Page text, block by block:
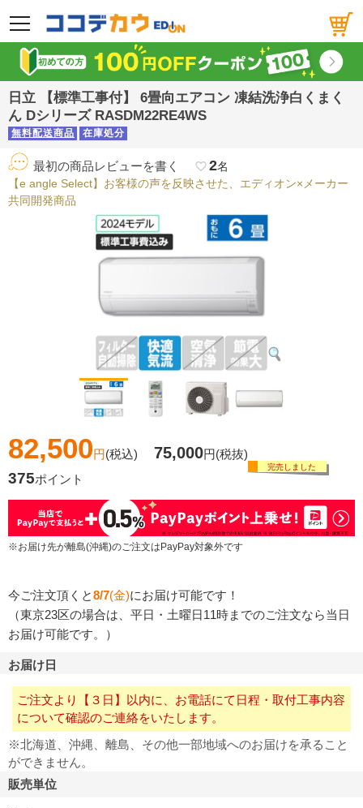
メニュー
日立 【標準工事付】 6畳向エアコン 凍結洗浄白くまく
ん Dシリーズ RASDM22RE4WS
無料配送商品 在庫処分
最初の商品レビューを書く favorite_border2名
【e angle Select】お客様の声を反映させた、エディオン×メーカー
共同開発商品
82,500円(税込) 75,000円(税抜)
375ポイント
完売しました
※お届け先が離島(沖縄)のご注文はPayPay対象外です
今ご注文頂くと8/7(金)にお届け可能です！
（東京23区の場合は、平日・土曜日11時までのご注文なら当日
お届け可能です。）
お届け日
ご注文より【３日】以内に、お電話にて日程・取付工事内容
について確認のご連絡をいたします。
※北海道、沖縄、離島、その他一部地域へのお届けを承ること
ができません。
販売単位